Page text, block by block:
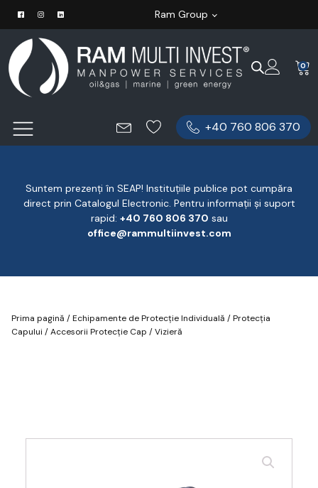
Ram Group
0
+40 760 806 370
Suntem prezenți în SEAP! Instituțiile publice pot cumpăra
direct prin Catalogul Electronic. Pentru informații și suport
rapid: ‪+40 760 806 370 ‬ sau
office@rammultiinvest.com
Prima pagină /Echipamente de Protecție Individuală /Protecția
Capului /Accesorii Protecție Cap / Vizieră